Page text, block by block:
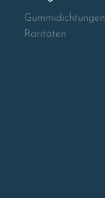
Gummidichtungen
Raritäten